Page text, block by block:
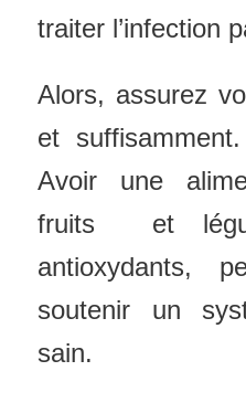
traiter l’infection
Alors, assurez
et
Avoir une
fruits et
antioxydants,
soutenir un
sain.